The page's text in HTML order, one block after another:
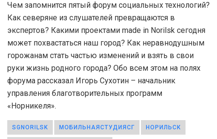
Чем запомнится пятый форум социальных технологий?
Как северяне из слушателей превращаются в
экспертов? Какими проектами made in Norilsk сегодня
может похвастаться наш город? Как неравнодушным
горожанам стать частью изменений и взять в свои
руки жизнь родного города? Обо всем этом на полях
форума рассказал Игорь Сухотин – начальник
управления благотворительных программ
«Норникеля».
SGNORILSK МОБИЛЬНАЯСТУДИЯСГ НОРИЛЬСК